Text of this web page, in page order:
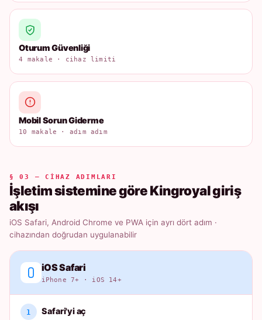
Oturum Güvenliği
4 makale · cihaz limiti
Mobil Sorun Giderme
10 makale · adım adım
§ 03 — CIHAZ ADIMLARI
İşletim sistemine göre Kingroyal giriş
akışı
iOS Safari, Android Chrome ve PWA için ayrı dört adım ·
cihazından doğrudan uygulanabilir
iOS Safari
iPhone 7+ · iOS 14+
Safari'yi aç